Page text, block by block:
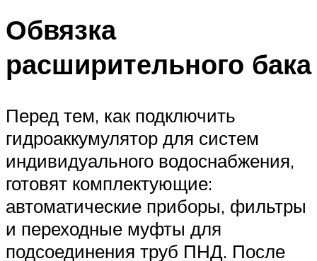
Обвязка
расширительного бака
Перед тем, как подключить
гидроаккумулятор для систем
индивидуального водоснабжения,
готовят комплектующие:
автоматические приборы, фильтры
и переходные муфты для
подсоединения труб ПНД. После